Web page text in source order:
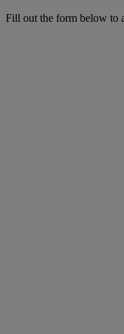
Fill out the form below to